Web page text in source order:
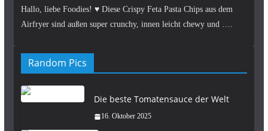
Hallo, liebe Foodies! ♥︎ Diese Crispy Feta Pasta Chips aus dem
Airfryer sind außen super crunchy, innen leicht chewy und ….
Random Pics
Die beste Tomatensauce der Welt
16. Oktober 2025